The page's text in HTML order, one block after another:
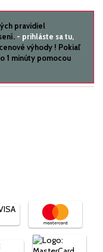
pravidiel
- prihláste sa tu,
výhody ! Pokiaľ
1 minúty pomocou